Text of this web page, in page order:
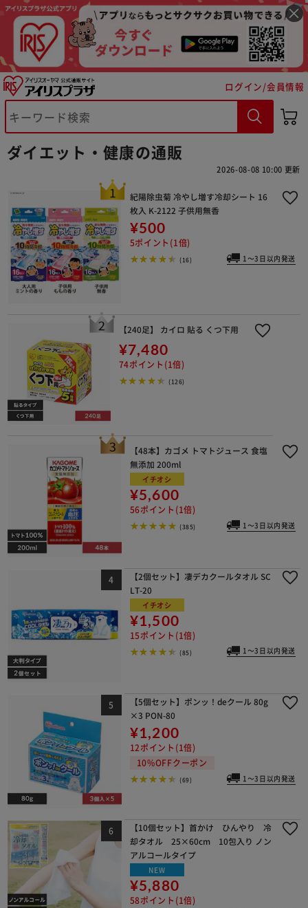
ログイン/会員情報
ダイエット・健康の通販
2026-08-08 10:00 更新
紀陽除虫菊 冷やし増す冷却シート 16
枚入 K-2122 子供用無香
¥500
5ポイント(1倍)
(16) 1～3日以内発送
【240足】 カイロ 貼る くつ下用
¥7,480
74ポイント(1倍)
(126)
【48本】カゴメ トマトジュース 食塩
無添加 200ml
イチオシ
¥5,600
56ポイント(1倍)
(385) 1～3日以内発送
【2個セット】凄デカクールタオル SC
LT-20
イチオシ
¥1,500
15ポイント(1倍)
(85) 1～3日以内発送
【5個セット】ポンッ！deクール 80g
×3 PON-80
¥1,200
12ポイント(1倍)
10%OFFクーポン
(69) 1～3日以内発送
【10個セット】首かけ ひんやり 冷
却タオル 25×60cm 10包入り ノン
アルコールタイプ
NEW
¥5,880
58ポイント(1倍)
※ご確認ください
カートに入れる